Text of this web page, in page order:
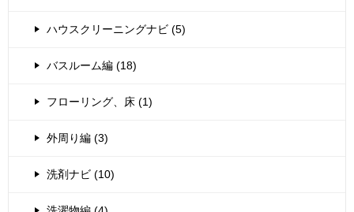
ハウスクリーニングナビ (5)
バスルーム編 (18)
フローリング、床 (1)
外周り編 (3)
洗剤ナビ (10)